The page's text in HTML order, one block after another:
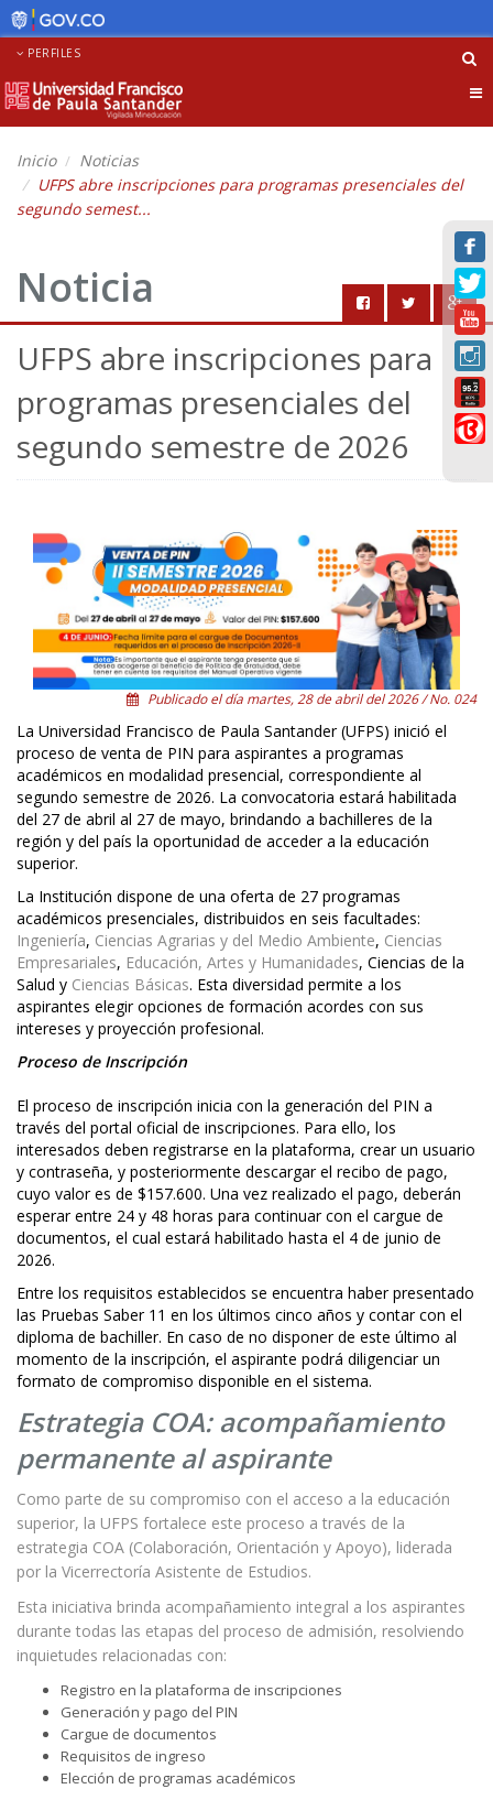
PERFILES
Inicio
Noticias
UFPS abre inscripciones para programas presenciales del
segundo semest...
Noticia
UFPS abre inscripciones para
programas presenciales del
segundo semestre de 2026
Publicado el día martes, 28 de abril del 2026 / No. 024
La Universidad Francisco de Paula Santander (UFPS) inició el
proceso de venta de PIN para aspirantes a programas
académicos en modalidad presencial, correspondiente al
segundo semestre de 2026. La convocatoria estará habilitada
del 27 de abril al 27 de mayo, brindando a bachilleres de la
región y del país la oportunidad de acceder a la educación
superior.
La Institución dispone de una oferta de 27 programas
académicos presenciales, distribuidos en seis facultades:
Ingeniería, Ciencias Agrarias y del Medio Ambiente, Ciencias
Empresariales, Educación, Artes y Humanidades, Ciencias de la
Salud y Ciencias Básicas. Esta diversidad permite a los
aspirantes elegir opciones de formación acordes con sus
intereses y proyección profesional.
Proceso de Inscripción
El proceso de inscripción inicia con la generación del PIN a
través del portal oficial de inscripciones. Para ello, los
interesados deben registrarse en la plataforma, crear un usuario
y contraseña, y posteriormente descargar el recibo de pago,
cuyo valor es de $157.600. Una vez realizado el pago, deberán
esperar entre 24 y 48 horas para continuar con el cargue de
documentos, el cual estará habilitado hasta el 4 de junio de
2026.
Entre los requisitos establecidos se encuentra haber presentado
las Pruebas Saber 11 en los últimos cinco años y contar con el
diploma de bachiller. En caso de no disponer de este último al
momento de la inscripción, el aspirante podrá diligenciar un
formato de compromiso disponible en el sistema.
Estrategia COA: acompañamiento
permanente al aspirante
Como parte de su compromiso con el acceso a la educación
superior, la UFPS fortalece este proceso a través de la
estrategia COA (Colaboración, Orientación y Apoyo), liderada
por la Vicerrectoría Asistente de Estudios.
Esta iniciativa brinda acompañamiento integral a los aspirantes
durante todas las etapas del proceso de admisión, resolviendo
inquietudes relacionadas con:
Registro en la plataforma de inscripciones
Generación y pago del PIN
Cargue de documentos
Requisitos de ingreso
Elección de programas académicos